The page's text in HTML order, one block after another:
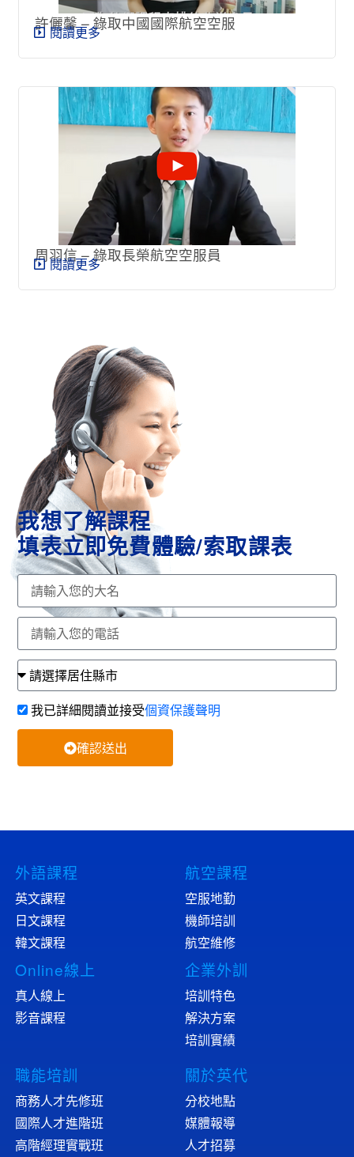
許儷馨 – 錄取中國國際航空空服
閱讀更多
周羽信 – 錄取長榮航空空服員
閱讀更多
我想了解課程
填表立即免費體驗/索取課表
我已詳細閱讀並接受個資保護聲明
確認送出
外語課程
英文課程
日文課程
韓文課程
Online線上
真人線上
影音課程
航空課程
空服地勤
機師培訓
航空維修
企業外訓
培訓特色
解決方案
培訓實績
職能培訓
商務人才先修班
國際人才進階班
高階經理實戰班
關於英代
分校地點
媒體報導
人才招募